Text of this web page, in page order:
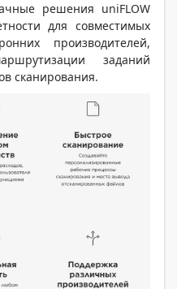
решения uniFLOW
для совместимых
производителей,
заданий
сканирования.